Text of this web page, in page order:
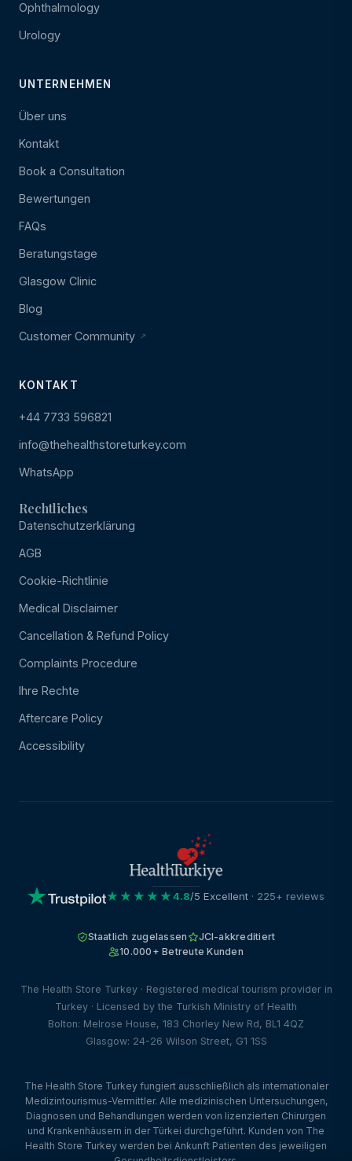
Ophthalmology
Urology
UNTERNEHMEN
Über uns
Kontakt
Book a Consultation
Bewertungen
FAQs
Beratungstage
Glasgow Clinic
Blog
Customer Community
KONTAKT
+44 7733 596821
info@thehealthstoreturkey.com
WhatsApp
Rechtliches
Datenschutzerklärung
AGB
Cookie-Richtlinie
Medical Disclaimer
Cancellation & Refund Policy
Complaints Procedure
Ihre Rechte
Aftercare Policy
Accessibility
★★★★★4.8/5 Excellent · 225+ reviews
Staatlich zugelassen
JCI-akkreditiert
10.000+ Betreute Kunden
The Health Store Turkey · Registered medical tourism provider in
Turkey · Licensed by the Turkish Ministry of Health
Bolton: Melrose House, 183 Chorley New Rd, BL1 4QZ
Glasgow: 24-26 Wilson Street, G1 1SS
The Health Store Turkey fungiert ausschließlich als internationaler
Medizintourismus-Vermittler. Alle medizinischen Untersuchungen,
Diagnosen und Behandlungen werden von lizenzierten Chirurgen
und Krankenhäusern in der Türkei durchgeführt. Kunden von The
Health Store Turkey werden bei Ankunft Patienten des jeweiligen